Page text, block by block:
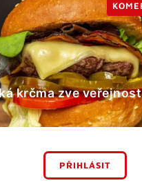
krčma zve
PŘIHLÁSIT